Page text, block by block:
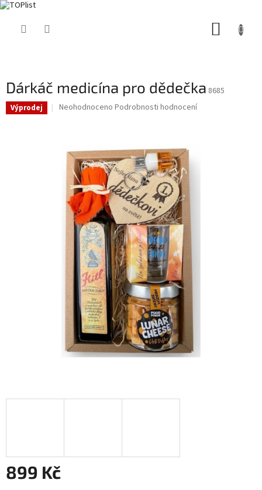
Dárkáč medicína pro dědečka 8685
Výprodej
Průměrné
0,0
hvězdiček.
Neohodnoceno Podrobnosti hodnocení
899 Kč